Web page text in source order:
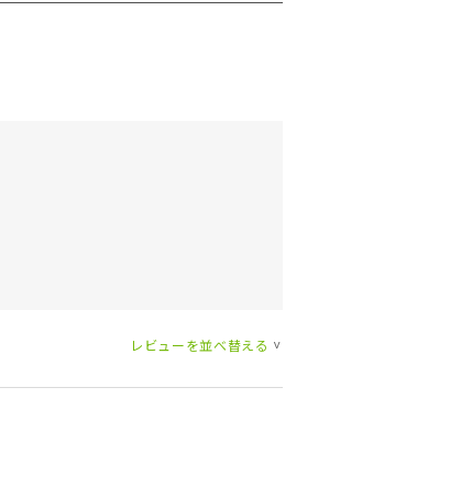
レビューを並べ替える >